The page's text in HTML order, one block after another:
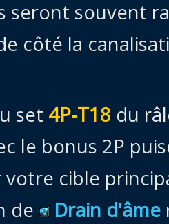
seront souvent
côté la
set 4P-T18 du
le bonus 2P
cible
de
Drain d'âme